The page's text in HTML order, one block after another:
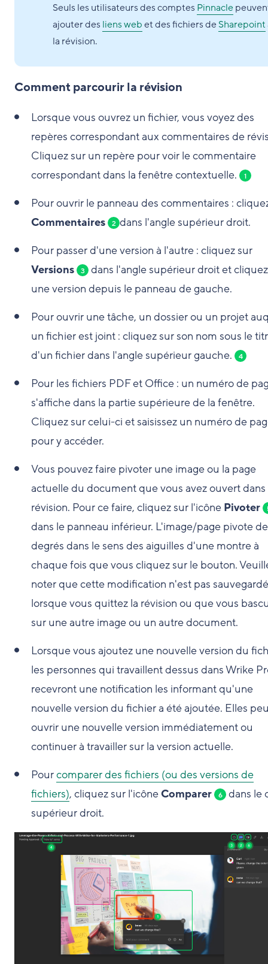
Seuls les utilisateurs des comptes Pinnacle
ajouter des liens webet des fichiers deSharepoint
la révision.
Comment parcourir la révision
Lorsque vous ouvrez un fichier, vous voyez des
repères correspondant aux commentaires de
Cliquez sur un repère pour voir le commentaire
correspondant dans la fenêtre contextuelle.
1
Pour ouvrir le panneau des commentaires :
Commentaires
2 dans l'angle supérieur droit.
Pour passer d'une version à l'autre : cliquez sur
Versions
3
dans l'angle supérieur droit et
une version depuis le panneau de gauche.
Pour ouvrir une tâche, un dossier ou un projet
un fichier est joint : cliquez sur son nom sous le
d'un fichier dans l'angle supérieur gauche.
4
Pour les fichiers PDF et Office : un numéro de
s'affiche dans la partie supérieure de la fenêtre.
Cliquez sur celui-ci et saisissez un numéro de
pour y accéder.
Vous pouvez faire pivoter une image ou la page
actuelle du document que vous avez ouvert dans
révision. Pour ce faire, cliquez sur l'icône Pivoter
dans le panneau inférieur. L'image/page pivote
degrés dans le sens des aiguilles d'une montre à
chaque fois que vous cliquez sur le bouton.
noter que cette modification n'est pas
lorsque vous quittez la révision ou que vous
sur une autre image ou un autre document.
Lorsque vous ajoutez une nouvelle version du
les personnes qui travaillent dessus dans Wrike
recevront une notification les informant qu'une
nouvelle version du fichier a été ajoutée. Elles
ouvrir une nouvelle version immédiatement ou
continuer à travailler sur la version actuelle.
Pourcomparer des fichiers (ou des versions de
fichiers), cliquez sur l'icôneComparer 6
dans le
supérieur droit.